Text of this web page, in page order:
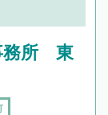
務所 東